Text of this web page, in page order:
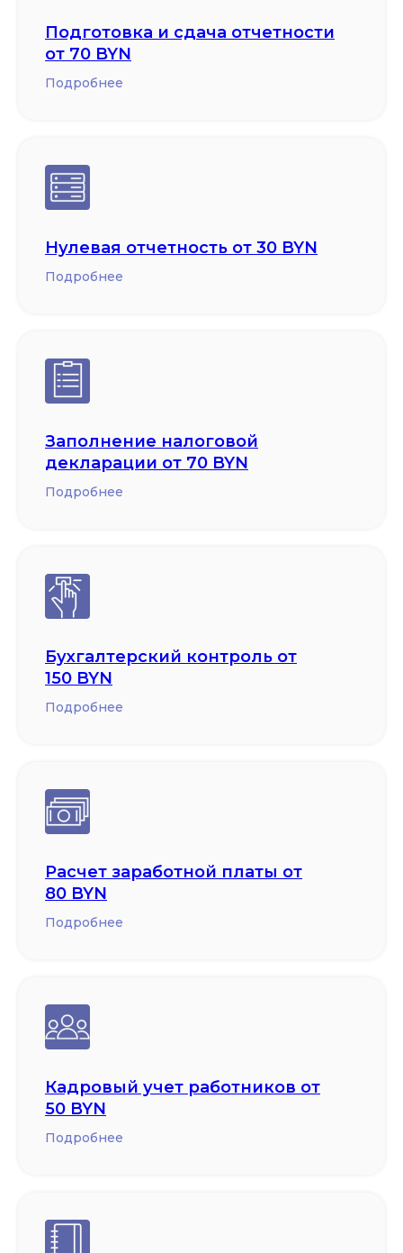
Подготовка и сдача отчетности
от 70 BYN
Подробнее
Нулевая отчетность от 30 BYN
Подробнее
Заполнение налоговой
декларации от 70 BYN
Подробнее
Бухгалтерский контроль от
150 BYN
Подробнее
Расчет заработной платы от
80 BYN
Подробнее
Кадровый учет работников от
50 BYN
Подробнее